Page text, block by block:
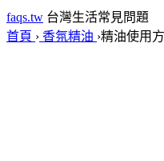
faqs.tw 台灣生活常見問題
首頁 › 香氛精油 ›精油使用